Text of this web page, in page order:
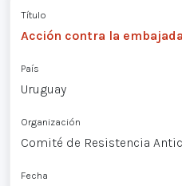
Título
Acción contra la
País
Uruguay
Organización
Comité de Resistencia
Fecha